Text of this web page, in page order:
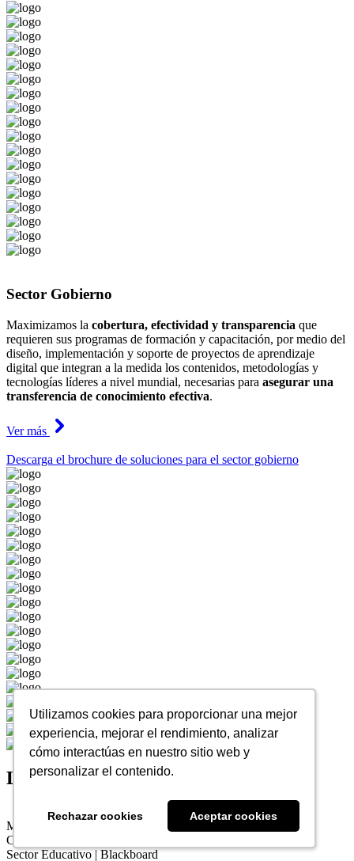
Utilizamos cookies para proporcionar una mejor
experiencia, mejorar el rendimiento, analizar
cómo interactúas en nuestro sitio web y
personalizar el contenido.
Rechazar cookies Aceptar cookies
Utilizamos cookies para proporcionar una mejor
experiencia, mejorar el rendimiento, analizar
cómo interactúas en nuestro sitio web y
personalizar el contenido.
Rechazar cookies Aceptar cookies
Sector Gobierno
Maximizamos la cobertura, efectividad y transparencia que
requieren sus programas de formación y capacitación, por medio del
diseño, implementación y soporte de proyectos de aprendizaje
digital que integran a la medida los contenidos, metodologías y
tecnologías líderes a nivel mundial, necesarias para asegurar una
transferencia de conocimiento efectiva.
Ver más
Descarga el brochure de soluciones para el sector gobierno
Lo que dicen nuestros clientes
Martin Giller
CIO en ITBA - Argentina
Sector Educativo | Blackboard